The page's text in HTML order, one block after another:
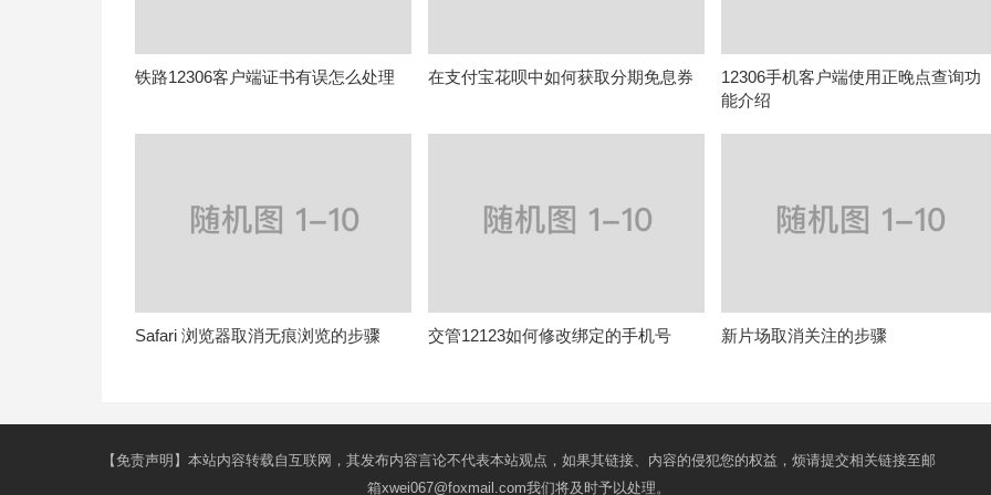
铁路12306客户端证书有误怎么处理 在支付宝花呗中如何获取分期免息券
12306手机客户端使用正晚点查询功
能介绍
Safari 浏览器取消无痕浏览的步骤 交管12123如何修改绑定的手机号 新片场取消关注的步骤
【免责声明】本站内容转载自互联网，其发布内容言论不代表本站观点，如果其链接、内容的侵犯您的权益，烦请提交相关链接至邮
箱xwei067@foxmail.com我们将及时予以处理。